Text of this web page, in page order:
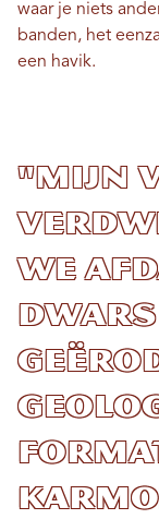
waar je niets
banden, het
een havik.
"Mijn
we